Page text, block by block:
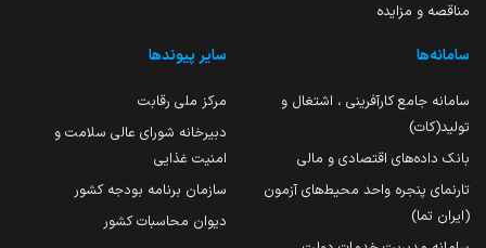
مناقصه و مزایده
سامانه‌ها
سامانه جامع کارآفرینی ، اشتغال و
تولید(کات)
بانک داده‌های اقتصادی و مالی
تارنمای پنجره واحد محیط‌های آزمون
(ایران تما)
سایر پیوندها
مرکز ملی رقابت
دبیرخانه شورای عالی سلامت و
امنیت غذایی
سازمان برنامه بودجه کشور
دیوان محاسبات کشور